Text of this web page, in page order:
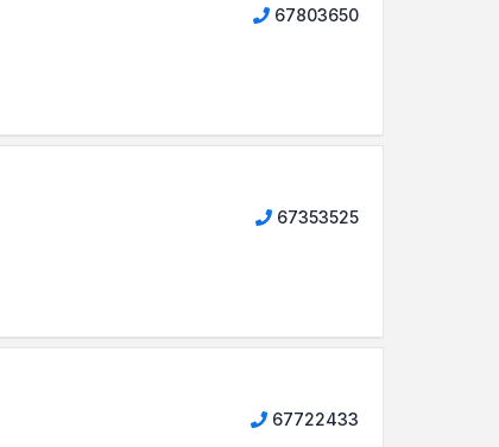
67803650
67353525
67722433